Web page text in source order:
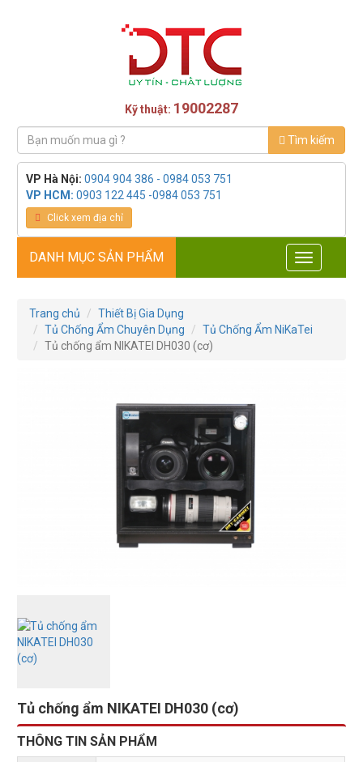
Kỹ thuật: 19002287
Tìm kiếm
VP Hà Nội:0904 904 386 - 0984 053 751
VP HCM:0903 122 445 -0984 053 751
Click xem địa chỉ
DANH MỤC SẢN PHẨM
Toggle
navigation
Trang chủ
Thiết Bị Gia Dụng
Tủ Chống Ẩm Chuyên Dụng
Tủ Chống Ẩm NiKaTei
Tủ chống ẩm NIKATEI DH030 (cơ)
Tủ chống ẩm NIKATEI DH030 (cơ)
THÔNG TIN SẢN PHẨM